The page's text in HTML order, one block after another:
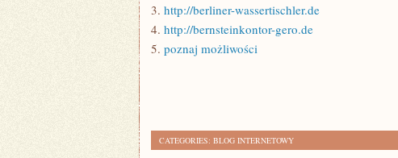
3. http://berliner-wassertischler.de
4. http://bernsteinkontor-gero.de
5. poznaj możliwości
CATEGORIES: BLOG INTERNETOWY